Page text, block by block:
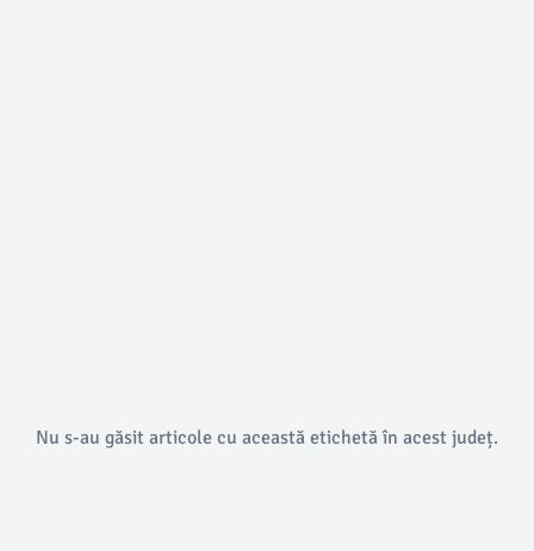
Nu s-au găsit articole cu această etichetă în acest județ.